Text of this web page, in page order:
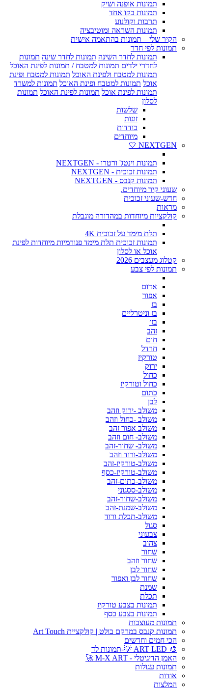
תמונות אופנה ושיק
תמונות בקו אחד
תרבות וקולנוע
תמונות השראה ומוטיבציה
הקיר שלי – תמונות בהתאמה אישית
תמונות לפי חדר
תמונות לחדר השינה תמונות לחדר שינה תמונות
לחדרי ילדים תמונות למטבח / תמונות לפינת האוכל
תמונות למטבח ולפינת האוכל תמונות למטבח ופינת
אוכל תמונות למטבח ופינת האוכל תמונות למשרד
תמונות לפינת אוכל תמונות לפינת האוכל תמונות
לסלון
שלשות
זוגות
בודדות
מיוחדים
NEXTGEN 🤍
תמונות וינטג' ורטרו - NEXTGEN
תמונות זכוכית - NEXTGEN
תמונות קנבס - NEXTGEN
שעוני קיר מיוחדים.
חדש-שעוני זכוכית
מראות
קולקציות מיוחדות במהדורה מוגבלת
תלת מימד על זכוכית 4K
תמונות זכוכית תלת מימד פנורמיות מיוחדות לפינת
אוכל או לסלון
קטלוג מעצבים 2026
תמונות לפי צבע
אדום
אפור
בז
בז וניטרליים
בז׳
זהב
חום
חרדל
טורקיז
ירוק
כחול
כחול וטורקיז
כתום
לבן
משולב -ירוק וזהב
משולב -כחול וזהב
משולב אפור זהב
משולב- חום וזהב
משולב- שחור-זהב
משולב-ורוד וזהב
משולב-טורקיז-זהב
משולב-טורקיז-כסף
משולב-כתום-זהב
משולב-ססגוני
משולב-שחור-זהב
משולב-שמנת-זהב
משולב-תכלת ורוד
סגול
צבעוני
צהוב
שחור
שחור וזהב
שחור לבן
שחור לבן ואפור
שמנת
תכלת
תמונות בצבע טורקיז
תמונות בצבע כסף
תמונות מעוצבות
תמונות קנבס במרקם בולט | קולקציית Art Touch
הכי חמים וחדשים
🎨 ART LED 💡-תמונות לד
האמן הדיגיטלי - M-X ART 🚀
תמונות עגולות
אודות
המלצות